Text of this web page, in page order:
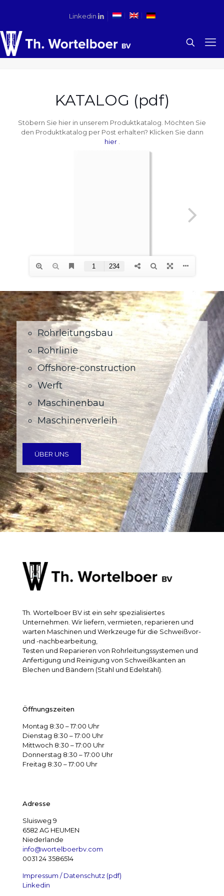
Linkedin
KATALOG (pdf)
Stöbern Sie hier in unserem Produktkatalog. Möchten Sie
den Produktkatalog per Post erhalten? Klicken Sie dann
hier
Rohrleitungsbau
Rohrlinie
Offshore-construction
Werft
Maschinenbau
Maschinenverleih
ÜBER UNS
Th. Wortelboer BV ist ein sehr spezialisiertes
Unternehmen. Wir liefern, vermieten, reparieren und
warten Maschinen und Werkzeuge für die Schweißvor-
und -nachbearbeitung,
Testen und Reparieren von Rohrleitungssystemen und
Anfertigung und Reinigung von Schweißkanten an
Blechen und Bändern (Stahl und Edelstahl).
Öffnungszeiten
Montag 8:30 – 17:00 Uhr
Dienstag 8:30 – 17:00 Uhr
Mittwoch 8:30 – 17:00 Uhr
Donnerstag 8:30 – 17:00 Uhr
Freitag 8:30 – 17:00 Uhr
Adresse
Sluisweg 9
6582 AG HEUMEN
Niederlande
info@wortelboerbv.com
0031 24 3586514
Impressum / Datenschutz (pdf)
Linkedin